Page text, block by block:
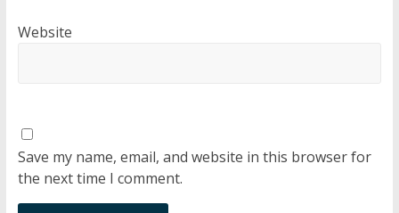
Website
Save my name, email, and website in this browser for
the next time I comment.